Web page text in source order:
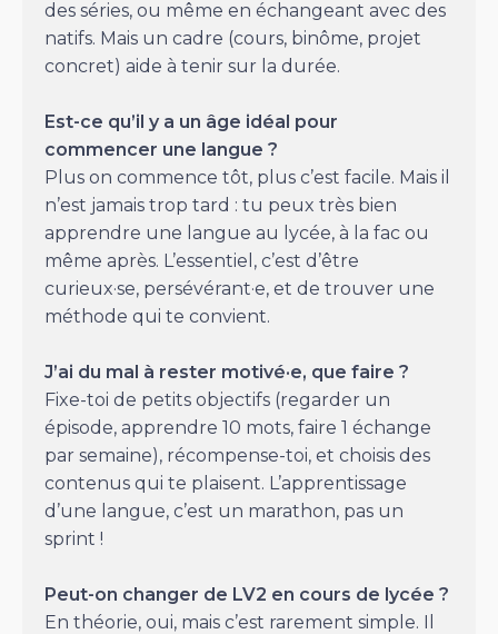
des séries, ou même en échangeant avec des
natifs. Mais un cadre (cours, binôme, projet
concret) aide à tenir sur la durée.
Est-ce qu’il y a un âge idéal pour
commencer une langue ?
Plus on commence tôt, plus c’est facile. Mais il
n’est jamais trop tard : tu peux très bien
apprendre une langue au lycée, à la fac ou
même après. L’essentiel, c’est d’être
curieux·se, persévérant·e, et de trouver une
méthode qui te convient.
J’ai du mal à rester motivé·e, que faire ?
Fixe-toi de petits objectifs (regarder un
épisode, apprendre 10 mots, faire 1 échange
par semaine), récompense-toi, et choisis des
contenus qui te plaisent. L’apprentissage
d’une langue, c’est un marathon, pas un
sprint !
Peut-on changer de LV2 en cours de lycée ?
En théorie, oui, mais c’est rarement simple. Il